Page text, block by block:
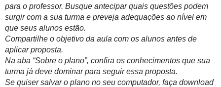
para o professor. Busque antecipar quais questões podem
surgir com a sua turma e preveja adequações ao nível em
que seus alunos estão.
Compartilhe o objetivo da aula com os alunos antes de
aplicar proposta.
Na aba “Sobre o plano”, confira os conhecimentos que sua
turma já deve dominar para seguir essa proposta.
Se quiser salvar o plano no seu computador, faça download